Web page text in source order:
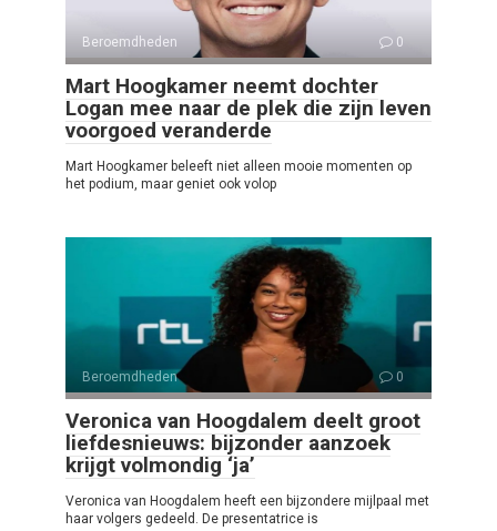
Beroemdheden 0
Mart Hoogkamer neemt dochter
Logan mee naar de plek die zijn leven
voorgoed veranderde
Mart Hoogkamer beleeft niet alleen mooie momenten op
het podium, maar geniet ook volop
Beroemdheden 0
Veronica van Hoogdalem deelt groot
liefdesnieuws: bijzonder aanzoek
krijgt volmondig ‘ja’
Veronica van Hoogdalem heeft een bijzondere mijlpaal met
haar volgers gedeeld. De presentatrice is